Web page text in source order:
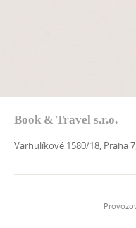
Book & Travel s.r.o.
Varhulíkové 1580/18, Praha